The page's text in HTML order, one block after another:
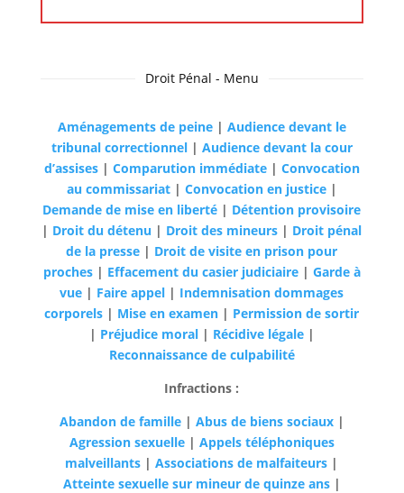
Droit Pénal - Menu
Aménagements de peine| Audience devant le
tribunal correctionnel| Audience devant la cour
d’assises| Comparution immédiate| Convocation
au commissariat| Convocation en justice|
Demande de mise en liberté | Détention provisoire
| Droit du détenu | Droit des mineurs | Droit pénal
de la presse | Droit de visite en prison pour
proches| Effacement du casier judiciaire| Garde à
vue | Faire appel | Indemnisation dommages
corporels | Mise en examen | Permission de sortir
| Préjudice moral| Récidive légale|
Reconnaissance de culpabilité
Infractions :
Abandon de famille| Abus de biens sociaux|
Agression sexuelle| Appels téléphoniques
malveillants |Associations de malfaiteurs |
Atteinte sexuelle sur mineur de quinze ans|